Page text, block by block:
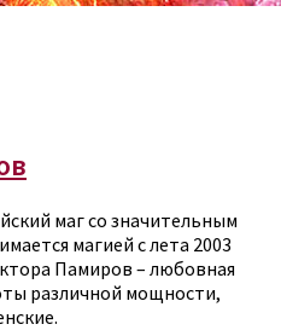
маг со значительным
магией с лета 2003
Памиров – любовная
различной мощности,